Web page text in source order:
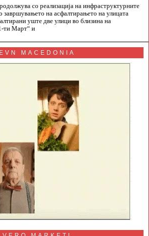
со реализација на инфраструктурните
завршувањето на асфалтирањето на улицата
уште две улици во близина на
ти Март“ и
EVN MACEDONIA